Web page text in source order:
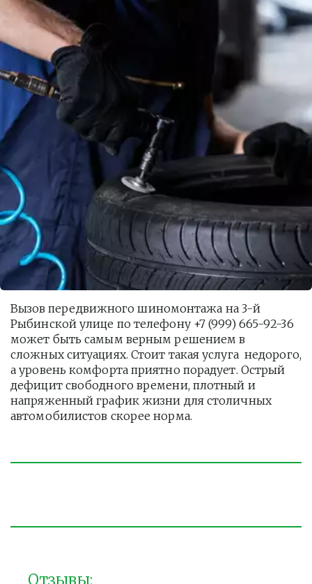
Вызов передвижного шиномонтажа на 3-й
Рыбинской улице по телефону +7 (999) 665-92-36
может быть самым верным решением в
сложных ситуациях. Стоит такая услуга  недорого,
а уровень комфорта приятно порадует. Острый
дефицит свободного времени, плотный и
напряженный график жизни для столичных
автомобилистов скорее норма.
Отзывы: